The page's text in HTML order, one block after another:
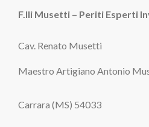
F.lli Musetti – Periti Esperti
Cav. Renato Musetti
Maestro Artigiano Antonio
Carrara (MS) 54033